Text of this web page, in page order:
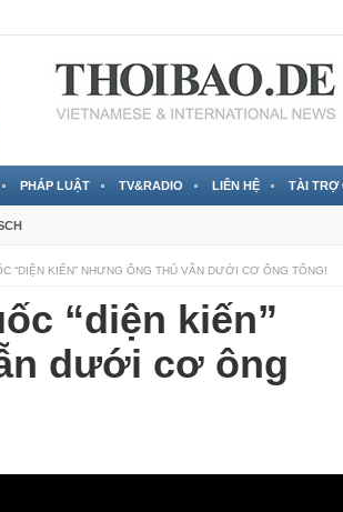
PHÁP LUẬT TV&RADIO LIÊN HỆ TÀI TRỢ
“DIỆN KIẾN” NHƯNG ÔNG THỦ VẪN DƯỚI CƠ ÔNG TỔNG!
“diện kiến”
dưới cơ ông